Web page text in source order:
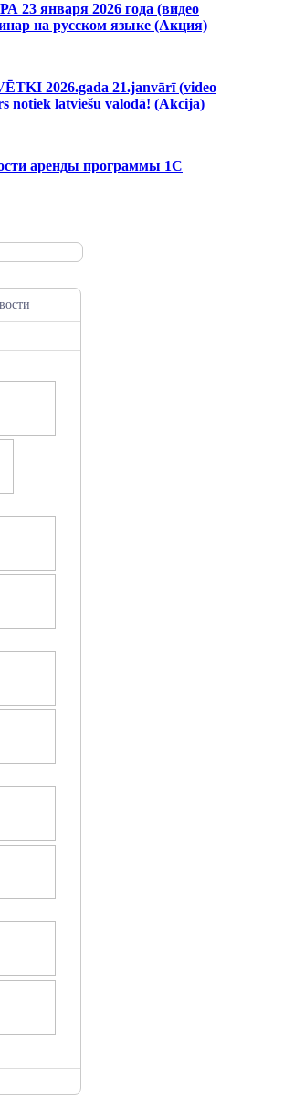
января 2026 года (видео
на русском языке (Акция)
2026.gada 21.janvārī (video
notiek latviešu valodā! (Akcija)
аренды программы 1С